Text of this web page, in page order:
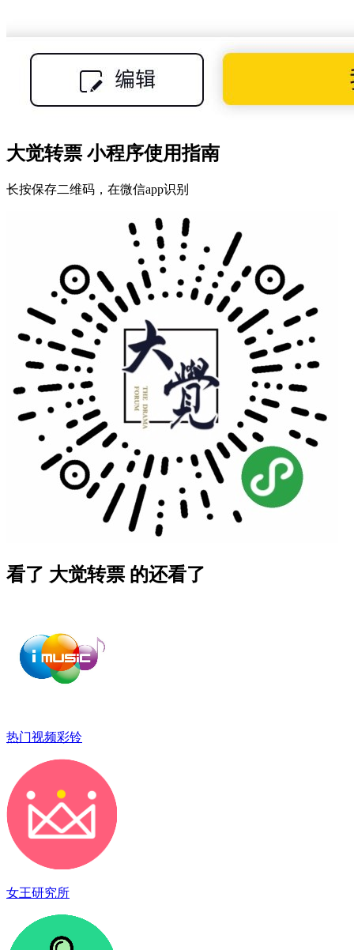
大觉转票 小程序使用指南
长按保存二维码，在微信app识别
看了 大觉转票 的还看了
热门视频彩铃
女王研究所